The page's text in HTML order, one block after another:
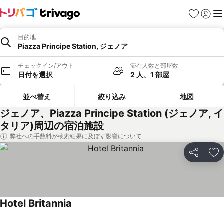
お気に入り
ログイ
メ
目的地
Piazza Principe Station, ジェノア
チェックイン/アウト
日付を選択
滞在人数と部屋数
2 人、1 部屋
並べ替え 絞り込み 地図
ジェノア、Piazza Principe Station (ジェノア, イ
タリア)周辺の宿泊施設
弊社への手数料が検索結果に及ぼす影響について
シェア お
Hotel Britannia